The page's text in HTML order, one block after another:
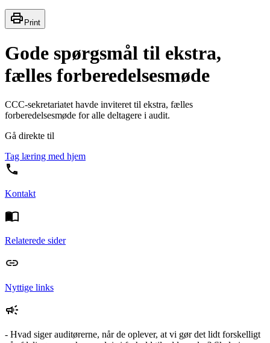
Print
Gode spørgsmål til ekstra,
fælles forberedelsesmøde
CCC-sekretariatet havde inviteret til ekstra, fælles
forberedelsesmøde for alle deltagere i audit.
Gå direkte til
Tag læring med hjem
Kontakt
Relaterede sider
Nyttige links
- Hvad siger auditørerne, når de oplever, at vi gør det lidt forskelligt